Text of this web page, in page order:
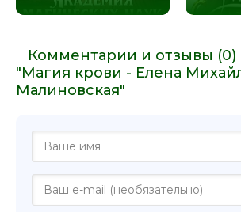
Комментарии и отзывы (0)
"Магия крови - Елена
Малиновская"